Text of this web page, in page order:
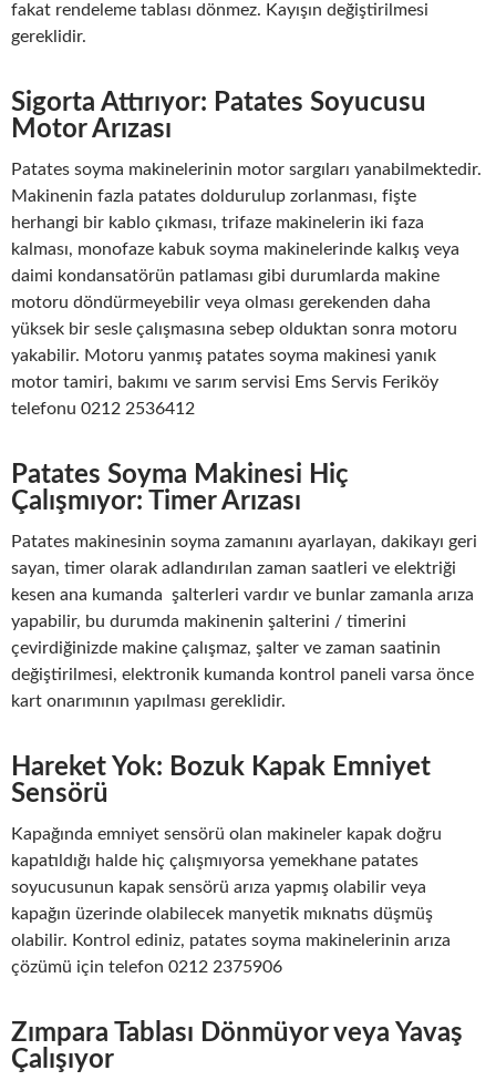
fakat rendeleme tablası dönmez. Kayışın değiştirilmesi
gereklidir.
Sigorta Attırıyor: Patates Soyucusu
Motor Arızası
Patates soyma makinelerinin motor sargıları yanabilmektedir.
Makinenin fazla patates doldurulup zorlanması, fişte
herhangi bir kablo çıkması, trifaze makinelerin iki faza
kalması, monofaze kabuk soyma makinelerinde kalkış veya
daimi kondansatörün patlaması gibi durumlarda makine
motoru döndürmeyebilir veya olması gerekenden daha
yüksek bir sesle çalışmasına sebep olduktan sonra motoru
yakabilir. Motoru yanmış patates soyma makinesi yanık
motor tamiri, bakımı ve sarım servisi Ems Servis Feriköy
telefonu 0212 2536412
Patates Soyma Makinesi Hiç
Çalışmıyor: Timer Arızası
Patates makinesinin soyma zamanını ayarlayan, dakikayı geri
sayan, timer olarak adlandırılan zaman saatleri ve elektriği
kesen ana kumanda şalterleri vardır ve bunlar zamanla arıza
yapabilir, bu durumda makinenin şalterini / timerini
çevirdiğinizde makine çalışmaz, şalter ve zaman saatinin
değiştirilmesi, elektronik kumanda kontrol paneli varsa önce
kart onarımının yapılması gereklidir.
Hareket Yok: Bozuk Kapak Emniyet
Sensörü
Kapağında emniyet sensörü olan makineler kapak doğru
kapatıldığı halde hiç çalışmıyorsa yemekhane patates
soyucusunun kapak sensörü arıza yapmış olabilir veya
kapağın üzerinde olabilecek manyetik mıknatıs düşmüş
olabilir. Kontrol ediniz, patates soyma makinelerinin arıza
çözümü için telefon 0212 2375906
Zımpara Tablası Dönmüyor veya Yavaş
Çalışıyor